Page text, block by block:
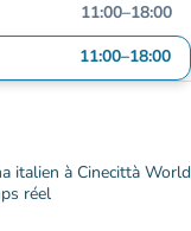
11:00–18:00
11:00–18:00
italien à Cinecittà World
réel